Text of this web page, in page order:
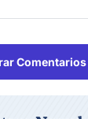
Comentarios